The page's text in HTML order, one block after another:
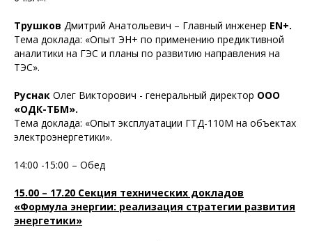
Трушков Дмитрий Анатольевич – Главный инженер EN+.
Тема доклада: «Опыт ЭН+ по применению предиктивной
аналитики на ГЭС и планы по развитию направления на
ТЭС».
Руснак Олег Викторович - генеральный директор ООО
«ОДК-ТБМ».
Тема доклада: «Опыт эксплуатации ГТД-110М на объектах
электроэнергетики».
14:00 -15:00 – Обед
15.00 – 17.20 Секция технических докладов
«Формула энергии: реализация стратегии развития
энергетики»